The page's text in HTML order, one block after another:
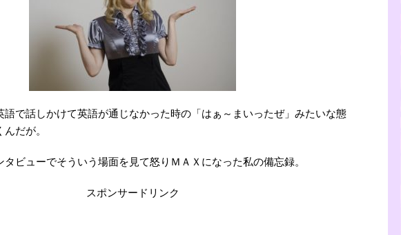
語で話しかけて英語が通じなかった時の「はぁ～まいったぜ」みたいな態
だが。
タビューでそういう場面を見て怒りＭＡＸになった私の備忘録。
スポンサードリンク